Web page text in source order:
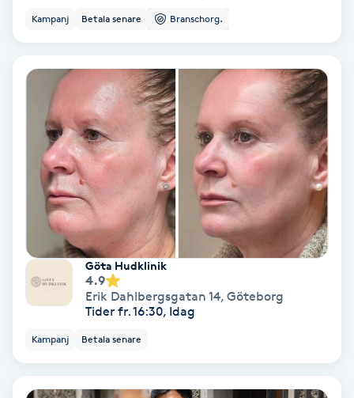
Herrklippning
Hollywood Peel
Hot Stone Massage
Hot yoga
Hudföryngring
Huduppstramning
Kampanj Betala senare Branschorg.
Göta Hudklinik
4.9
Erik Dahlbergsgatan 14, Göteborg
Tider fr. 16:30, Idag
Kampanj Betala senare